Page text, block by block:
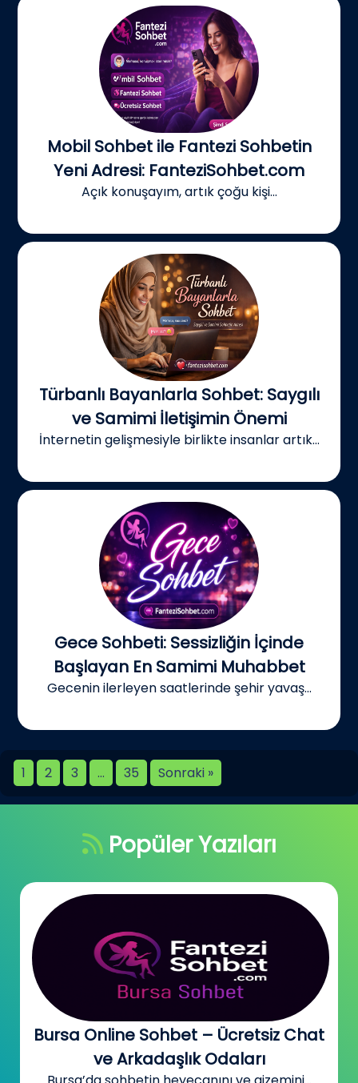
Mobil Sohbet ile Fantezi Sohbetin
Yeni Adresi: FanteziSohbet.com
Açık konuşayım, artık çoğu kişi...
Türbanlı Bayanlarla Sohbet: Saygılı
ve Samimi İletişimin Önemi
İnternetin gelişmesiyle birlikte insanlar artık...
Gece Sohbeti: Sessizliğin İçinde
Başlayan En Samimi Muhabbet
Gecenin ilerleyen saatlerinde şehir yavaş...
1 2 3 … 35 Sonraki »
Popüler Yazıları
Bursa Online Sohbet – Ücretsiz Chat
ve Arkadaşlık Odaları